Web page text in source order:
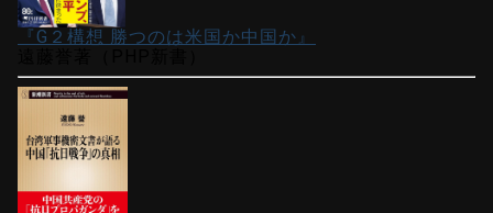
『G２構想 勝つのは米国か中国か』